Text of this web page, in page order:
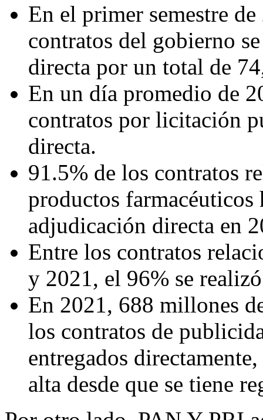
En el primer semestre
contratos del gobierno
directa por un total de
En un día promedio de
contratos por licitación
directa.
91.5% de los contratos
productos farmacéuticos
adjudicación directa en
Entre los contratos
y 2021, el 96% se
En 2021, 688 millones
los contratos de
entregados
alta desde que se tiene